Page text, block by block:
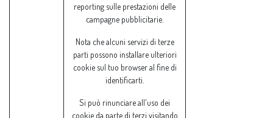
reporting sulle prestazioni delle
campagne pubblicitarie.
Nota che alcuni servizi di terze
parti possono installare ulteriori
cookie sul tuo browser al fine di
identificarti.
Si può rinunciare all'uso dei
cookie da parte di terzi visitando